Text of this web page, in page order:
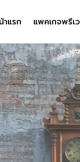
าแรก แพคเกจพรีเ
าแรก แพคเกจพรีเ